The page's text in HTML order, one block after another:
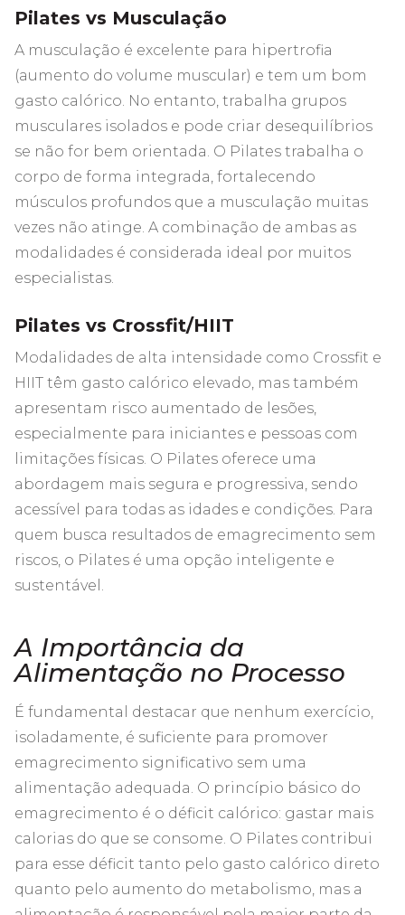
Pilates vs Musculação
A musculação é excelente para hipertrofia
(aumento do volume muscular) e tem um bom
gasto calórico. No entanto, trabalha grupos
musculares isolados e pode criar desequilíbrios
se não for bem orientada. O Pilates trabalha o
corpo de forma integrada, fortalecendo
músculos profundos que a musculação muitas
vezes não atinge. A combinação de ambas as
modalidades é considerada ideal por muitos
especialistas.
Pilates vs Crossfit/HIIT
Modalidades de alta intensidade como Crossfit e
HIIT têm gasto calórico elevado, mas também
apresentam risco aumentado de lesões,
especialmente para iniciantes e pessoas com
limitações físicas. O Pilates oferece uma
abordagem mais segura e progressiva, sendo
acessível para todas as idades e condições. Para
quem busca resultados de emagrecimento sem
riscos, o Pilates é uma opção inteligente e
sustentável.
A Importância da
Alimentação no Processo
É fundamental destacar que nenhum exercício,
isoladamente, é suficiente para promover
emagrecimento significativo sem uma
alimentação adequada. O princípio básico do
emagrecimento é o déficit calórico: gastar mais
calorias do que se consome. O Pilates contribui
para esse déficit tanto pelo gasto calórico direto
quanto pelo aumento do metabolismo, mas a